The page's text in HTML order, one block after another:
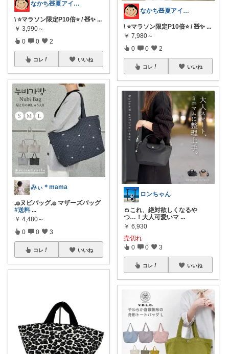
なかち🧸夏アイテム＆便利グッズ✨
\ ⭐️マラソン限定P10倍⭐️ / 🧸✨ ...
￥ 3,990～
0 0 2
コレ いいね
みぃ︎＊mama
𓈒𓐍ヌビバッグ𓈒𓐍 マザーズバッグ
#送料 ...
￥ 4,480～
0 0 3
コレ いいね
なかち🧸夏アイテム＆便利グッズ✨
\ ⭐️マラソン限定P10倍⭐️ / 🧸✨ ...
￥ 7,980～
0 0 2
コレ いいね
ロンちゃん
👛これ、絶対欲しくなるや
つ…！大人可愛いマ ...
￥ 6,930
売切れ
0 0 3
コレ いいね